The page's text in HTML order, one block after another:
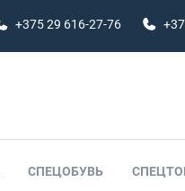
+375 29 616-27-76
СПЕЦОБУВЬ